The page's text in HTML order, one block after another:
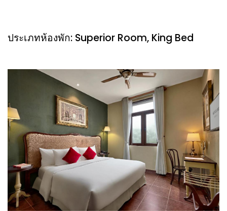
ประเภทห้องพัก: Superior Room, King Bed